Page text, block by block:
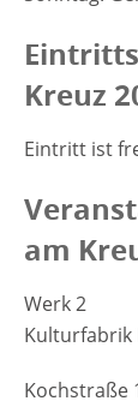
Kreuz
Eintritt ist
am
Werk 2
Kulturfabrik
Kochstraße